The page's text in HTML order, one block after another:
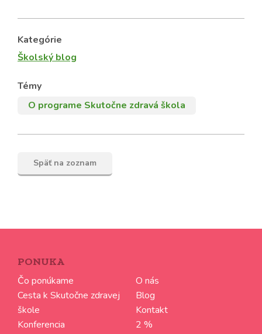
Kategórie
Školský blog
Témy
O programe Skutočne zdravá škola
Späť na zoznam
PONUKA
Čo ponúkame
Cesta k Skutočne zdravej
škole
Konferencia
O nás
Blog
Kontakt
2 %